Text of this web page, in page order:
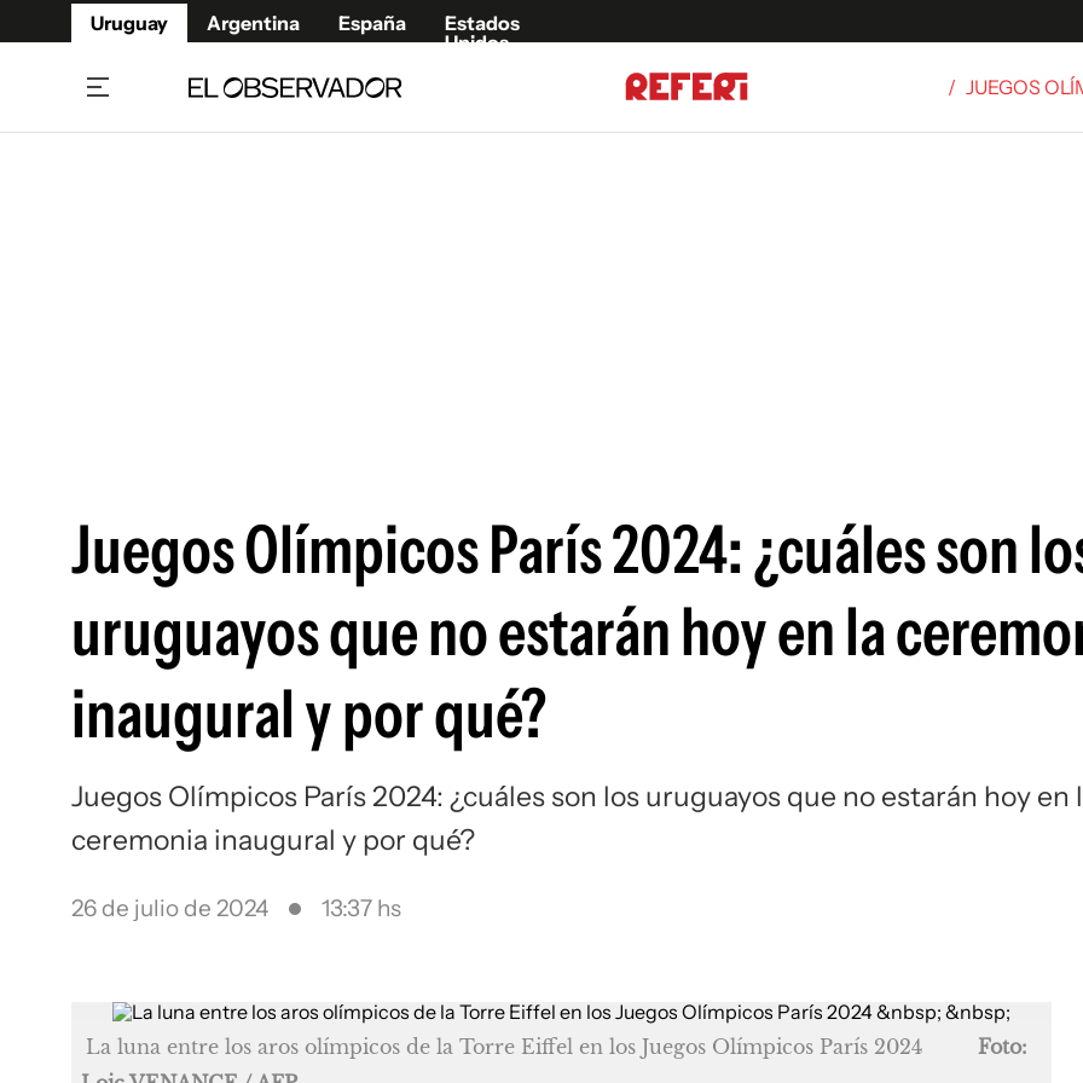
Uruguay Argentina España
Estados
Unidos
/ JUEGOS
Juegos Olímpicos París 2024: ¿cuáles son
uruguayos que no estarán hoy en la
inaugural y por qué?
Juegos Olímpicos París 2024: ¿cuáles son los uruguayos que no estarán hoy en
ceremonia inaugural y por qué?
26 de julio de 2024 13:37 hs
La luna entre los aros olímpicos de la Torre Eiffel en los Juegos Olímpicos París 2024
Foto: